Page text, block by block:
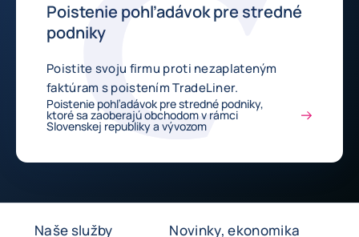
Poistenie pohľadávok pre stredné
podniky
Poistite svoju firmu proti nezaplateným
faktúram s poistením TradeLiner.
Poistenie pohľadávok pre stredné podniky,
ktoré sa zaoberajú obchodom v rámci
Slovenskej republiky a vývozom
Naše služby
Novinky, ekonomika